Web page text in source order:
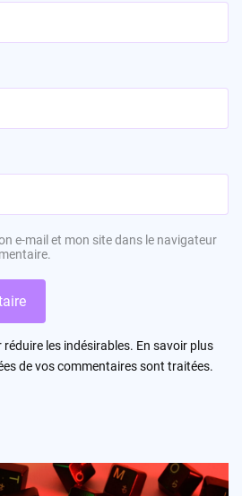
e-mail et mon site dans le navigateur
les indésirables. En savoir plus
de vos commentaires sont traitées.